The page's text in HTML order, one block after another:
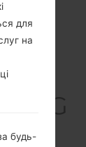
для
на
будь-